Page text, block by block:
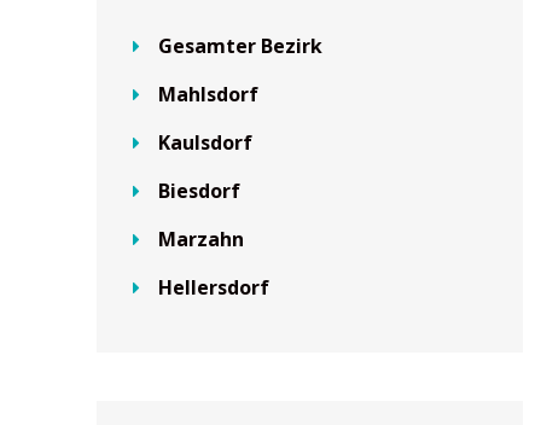
Gesamter Bezirk
Mahlsdorf
Kaulsdorf
Biesdorf
Marzahn
Hellersdorf